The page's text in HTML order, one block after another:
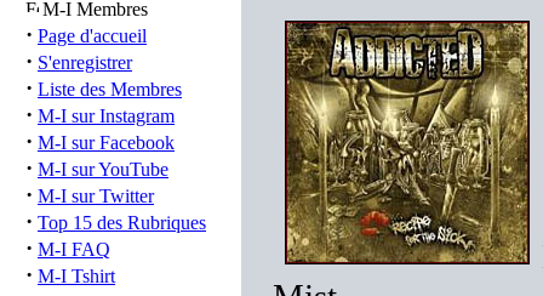
M-I Membres
· Page d'accueil
· S'enregistrer
· Liste des Membres
· M-I sur Instagram
· M-I sur Facebook
· M-I sur YouTube
· M-I sur Twitter
· Top 15 des Rubriques
· M-I FAQ
· M-I Tshirt